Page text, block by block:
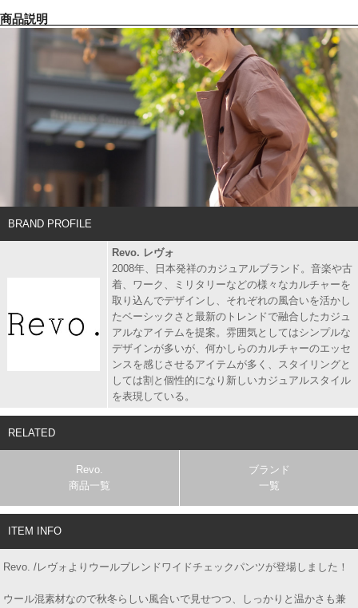
商品説明
BRAND PROFILE
Revo. レヴォ
2008年、日本発祥のカジュアルブランド。音楽や古
着、ワーク、ミリタリーなどの様々なカルチャーを
取り込んでデザインし、それぞれの風合いを活かし
たベーシックさと最新のトレンドで融合したカジュ
アルなアイテムを提案。雰囲気としてはシンプルな
デザインが多いが、何かしらのカルチャーのエッセ
ンスを感じさせるアイテムが多く、スタイリングと
しては割と個性的になり新しいカジュアルスタイル
を表現している。
RELATED
Revo.
商品一覧
ブランド
一覧
ITEM INFO
Revo. /レヴォよりウールブレンドワイドチェックパンツが登場しました！
ウール混素材なので秋冬らしい風合いで見せつつ、しっかりと温かさも兼